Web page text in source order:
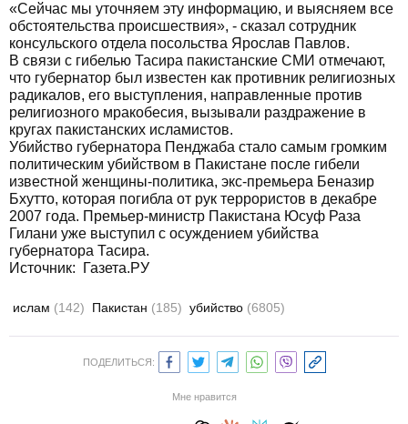
«Сейчас мы уточняем эту информацию, и выясняем все
обстоятельства происшествия», - сказал сотрудник
консульского отдела посольства Ярослав Павлов.
В связи с гибелью Тасира пакистанские СМИ отмечают,
что губернатор был известен как противник религиозных
радикалов, его выступления, направленные против
религиозного мракобесия, вызывали раздражение в
кругах пакистанских исламистов.
Убийство губернатора Пенджаба стало самым громким
политическим убийством в Пакистане после гибели
известной женщины-политика, экс-премьера Беназир
Бхутто, которая погибла от рук террористов в декабре
2007 года. Премьер-министр Пакистана Юсуф Раза
Гилани уже выступил с осуждением убийства
губернатора Тасира.
Источник:
Газета.РУ
ислам (142) Пакистан (185) убийство (6805)
ПОДЕЛИТЬСЯ:
Мне нравится